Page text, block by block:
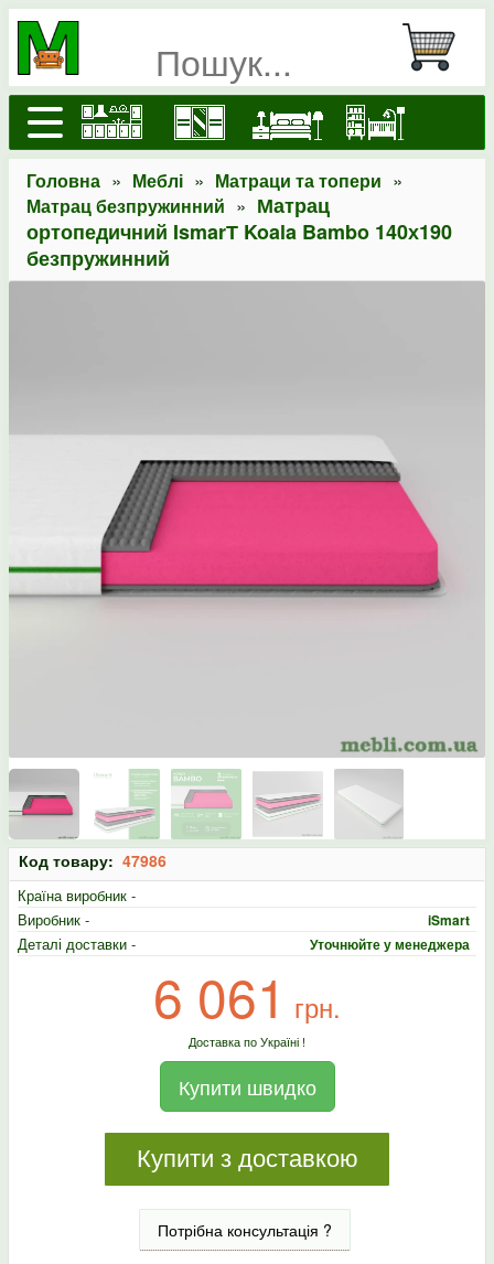
Головна » Меблі » Матраци та топери »
Матрац безпружинний » Матрац
ортопедичний IsmarТ Koala Bambo 140х190
безпружинний
Код товару: 47986
Країна виробник -
Виробник -
iSmart
Деталі доставки - Уточнюйте у менеджера
6 061 грн.
Доставка по Україні !
Купити швидко
Купити з доставкою
Потрібна консультація ?